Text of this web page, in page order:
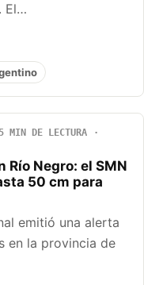
El…
5 MIN DE LECTURA
Negro: el SMN
50 cm para
emitió una alerta
en la provincia de